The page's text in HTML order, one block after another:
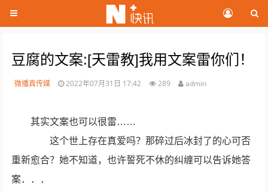
豆腐的文案:[天雷教]我用文案雷你们！
微播真传媒 2022年07月31日 17:42 289 admin
其实文案也可以很雷……
这个世上存在真爱吗？那碎过后冰封了的心可否
重新愈合？她不知道，也许誓死不休的纠缠可以告诉她答
案．．．